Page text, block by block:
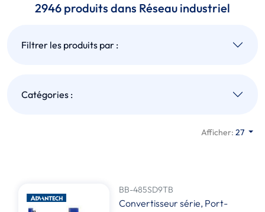
2946 produits dans Réseau industriel
Filtrer les produits par :
Catégories :
Afficher:27
BB-485SD9TB
Convertisseur série, Port-